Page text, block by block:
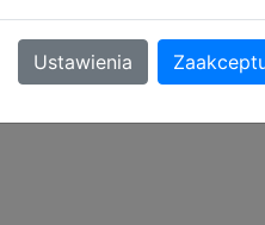
o
Ustawienia